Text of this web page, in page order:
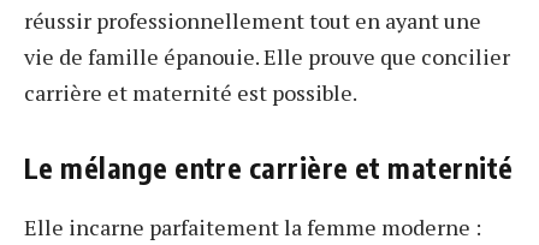
réussir professionnellement tout en ayant une
vie de famille épanouie. Elle prouve que concilier
carrière et maternité est possible.
Le mélange entre carrière et maternité
Elle incarne parfaitement la femme moderne :